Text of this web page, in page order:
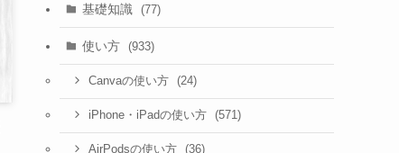
基礎知識 (77)
使い方 (933)
Canvaの使い方 (24)
iPhone・iPadの使い方 (571)
AirPodsの使い方 (36)